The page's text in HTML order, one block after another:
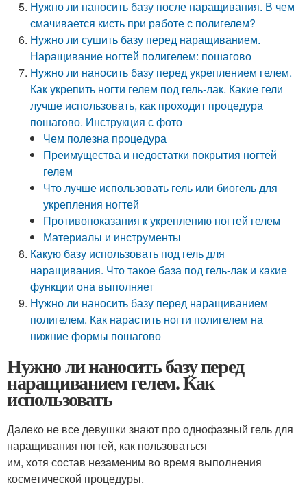
Нужно ли наносить базу после наращивания. В чем
смачивается кисть при работе с полигелем?
Нужно ли сушить базу перед наращиванием.
Наращивание ногтей полигелем: пошагово
Нужно ли наносить базу перед укреплением гелем.
Как укрепить ногти гелем под гель-лак. Какие гели
лучше использовать, как проходит процедура
пошагово. Инструкция с фото
Чем полезна процедура
Преимущества и недостатки покрытия ногтей
гелем
Что лучше использовать гель или биогель для
укрепления ногтей
Противопоказания к укреплению ногтей гелем
Материалы и инструменты
Какую базу использовать под гель для
наращивания. Что такое база под гель-лак и какие
функции она выполняет
Нужно ли наносить базу перед наращиванием
полигелем. Как нарастить ногти полигелем на
нижние формы пошагово
Нужно ли наносить базу перед
наращиванием гелем. Как
использовать
Далеко не все девушки знают про однофазный гель для
наращивания ногтей, как пользоваться
им, хотя состав незаменим во время выполнения
косметической процедуры.